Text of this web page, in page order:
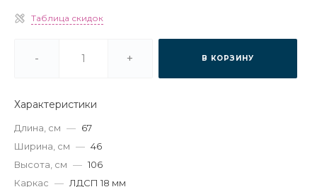
Таблица скидок
- + В КОРЗИНУ
Характеристики
Длина, см — 67
Ширина, см — 46
Высота, см — 106
Каркас — ЛДСП 18 мм